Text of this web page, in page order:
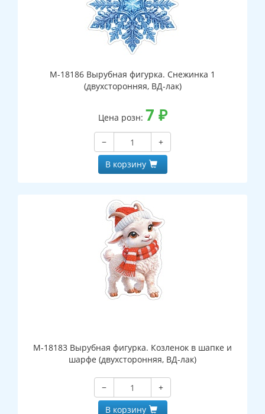
М-18186 Вырубная фигурка. Снежинка 1
(двухсторонняя, ВД-лак)
Цена розн: 7 ₽
−
+
В корзину
М-18183 Вырубная фигурка. Козленок в шапке и
шарфе (двухсторонняя, ВД-лак)
−
+
В корзину